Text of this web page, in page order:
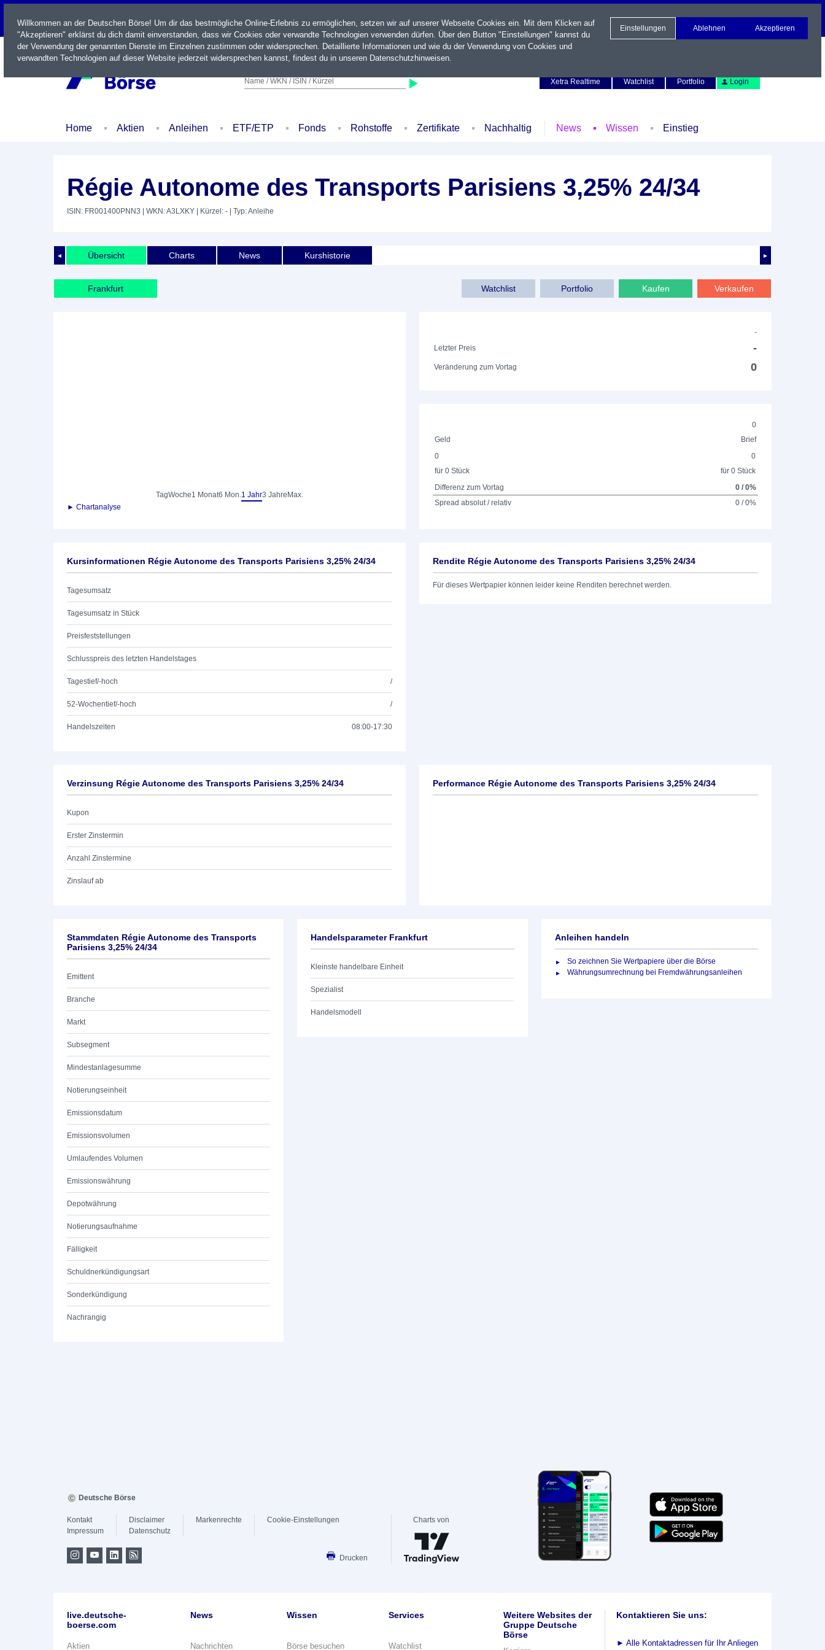
LIVE
Name / WKN / ISIN / Kürzel
Xetra Realtime
Watchlist Portfolio Login
Home Aktien Anleihen ETF/ETP Fonds Rohstoffe Zertifikate Nachhaltig News Wissen Einstieg
Régie Autonome des Transports Parisiens 3,25% 24/34
ISIN: FR001400PNN3 | WKN: A3LXKY | Kürzel: - | Typ: Anleihe
◄ ►
Übersicht Charts News Kurshistorie
Frankfurt Verkaufen
Kaufen
Portfolio
Watchlist
TagWoche1 Monat6 Mon.1 Jahr3 Jahre Max.
► Chartanalyse
-
Letzter Preis
-
Veränderung zum Vortag 0
0
Geld
Brief
0
für 0 Stück
0
für 0 Stück
Differenz zum Vortag
0 / 0%
Spread absolut / relativ
0 / 0%
Kursinformationen Régie Autonome des Transports Parisiens 3,25% 24/34
Tagesumsatz
Tagesumsatz in Stück
Preisfeststellungen
Schlusspreis des letzten Handelstages
Tagestief/-hoch /
52-Wochentief/-hoch /
Handelszeiten 08:00-17:30
Rendite Régie Autonome des Transports Parisiens 3,25% 24/34
Für dieses Wertpapier können leider keine Renditen berechnet werden.
Verzinsung Régie Autonome des Transports Parisiens 3,25% 24/34
Kupon
Erster Zinstermin
Anzahl Zinstermine
Zinslauf ab
Performance Régie Autonome des Transports Parisiens 3,25% 24/34
Stammdaten Régie Autonome des Transports
Parisiens 3,25% 24/34
Emittent
Branche
Markt
Subsegment
Mindestanlagesumme
Notierungseinheit
Emissionsdatum
Emissionsvolumen
Umlaufendes Volumen
Emissionswährung
Depotwährung
Notierungsaufnahme
Fälligkeit
Schuldnerkündigungsart
Sonderkündigung
Nachrangig
Handelsparameter Frankfurt
Kleinste handelbare Einheit
Spezialist
Handelsmodell
Anleihen handeln
So zeichnen Sie Wertpapiere über die Börse
Währungsumrechnung bei Fremdwährungsanleihen
Willkommen an der Deutschen Börse! Um dir das bestmögliche Online-Erlebnis zu ermöglichen, setzen wir auf unserer Webseite Cookies ein. Mit dem Klicken auf
"Akzeptieren" erklärst du dich damit einverstanden, dass wir Cookies oder verwandte Technologien verwenden dürfen. Über den Button "Einstellungen" kannst du
der Verwendung der genannten Dienste im Einzelnen zustimmen oder widersprechen. Detaillierte Informationen und wie du der Verwendung von Cookies und
verwandten Technologien auf dieser Website jederzeit widersprechen kannst, findest du in unseren Datenschutzhinweisen.
Einstellungen Ablehnen Akzeptieren
Deutsche Börse
Kontakt
Impressum
Disclaimer
Datenschutz
Markenrechte Cookie-Einstellungen
Drucken
Charts von
live.deutsche-
boerse.com
Aktien
News
Nachrichten
Wissen
Börse besuchen
Services
Watchlist
Weitere Websites der
Gruppe Deutsche
Börse
Kontaktieren Sie uns:
► Alle Kontaktadressen für Ihr Anliegen